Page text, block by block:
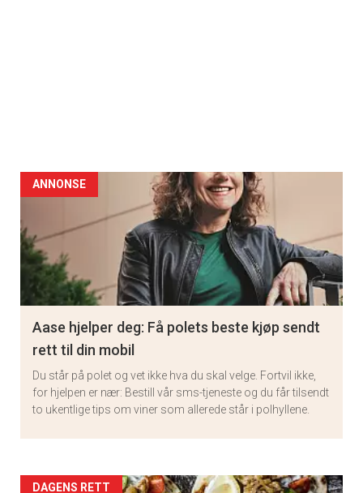
ANNONSE
Aase hjelper deg: Få polets beste kjøp sendt
rett til din mobil
Du står på polet og vet ikke hva du skal velge. Fortvil ikke,
for hjelpen er nær: Bestill vår sms-tjeneste og du får tilsendt
to ukentlige tips om viner som allerede står i polhyllene.
DAGENS RETT